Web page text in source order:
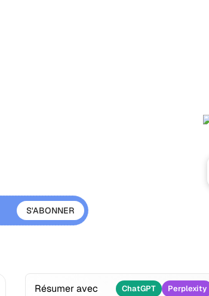
Résumer avec ChatGPT Perplexity